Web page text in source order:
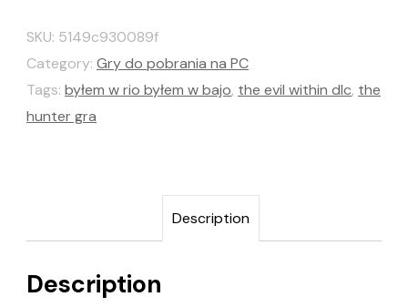
SKU: 5149c930089f
Category: Gry do pobrania na PC
Tags: byłem w rio byłem w bajo, the evil within dlc, the
hunter gra
Description
Description